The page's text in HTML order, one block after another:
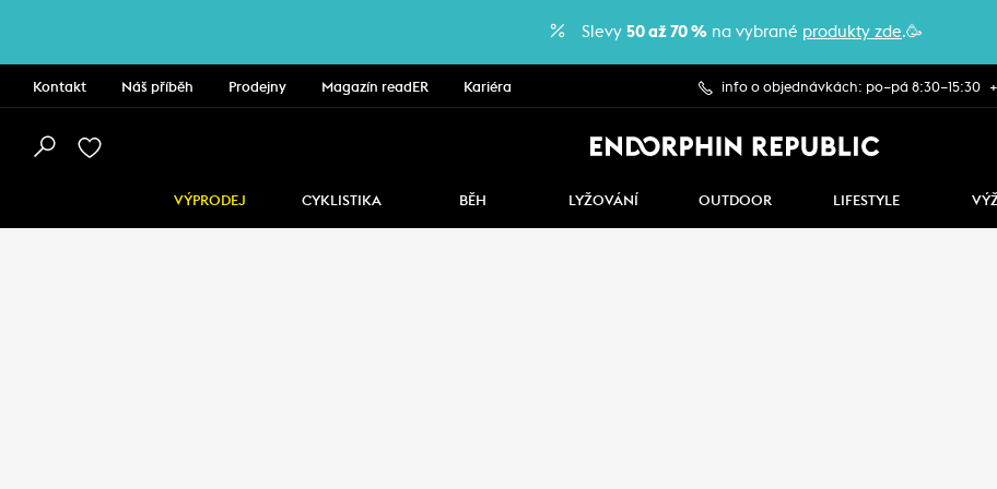
Slevy 50 až 70 % na vybrané produkty zde.🥳
Kontakt Náš příběh Prodejny Magazín readER Kariéra info o objednávkách: po–pá 8:30–15:30
VÝPRODEJ CYKLISTIKA BĚH LYŽOVÁNÍ OUTDOOR LIFESTYLE